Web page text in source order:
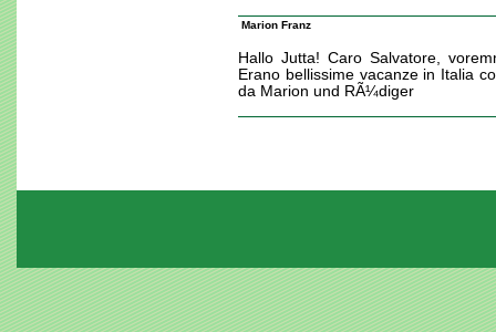
Marion Franz
Hallo Jutta! Caro Salvatore,
Erano bellissime vacanze in Italia
da Marion und RÃ¼diger